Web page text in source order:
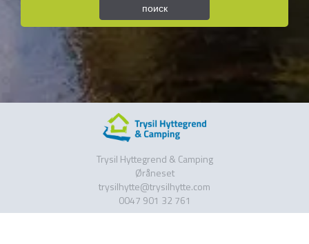
поиск
Trysil Hyttegrend & Camping
Øråneset
trysilhytte@trysilhytte.com
0047 901 32 761